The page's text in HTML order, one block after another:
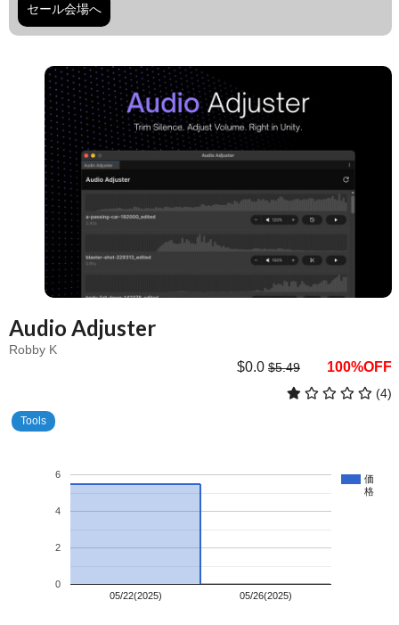
セール会場へ
Audio Adjuster
Robby K
$0.0 $5.49 100%OFF
(4)
Tools
価
格
05/22(2025) 05/26(2025)
0
2
4
6